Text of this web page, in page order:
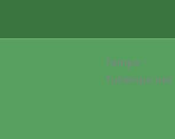
Tempo -
Tutiempo.net